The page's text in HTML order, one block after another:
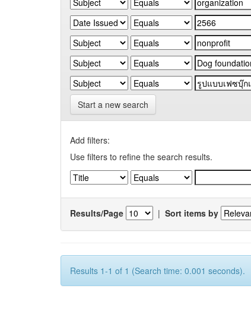
Start a new search
Add filters:
Use filters to refine the search results.
Results/Page | Sort items by
Results 1-1 of 1 (Search time: 0.001 seconds).